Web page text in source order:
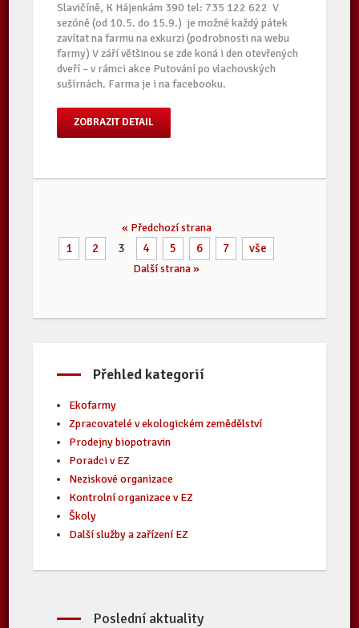
Slavičíně, K Hájenkám 390 tel: 735 122 622 V
sezóně (od 10.5. do 15.9.) je možné každý pátek
zavítat na farmu na exkurzi (podrobnosti na webu
farmy) V září většinou se zde koná i den otevřených
dveří – v rámci akce Putování po vlachovských
sušírnách. Farma je i na facebooku.
ZOBRAZIT DETAIL
« Předchozí strana
1 2 3 4 5 6 7 vše
Další strana »
Přehled kategorií
Ekofarmy
Zpracovatelé v ekologickém zemědělství
Prodejny biopotravin
Poradci v EZ
Neziskové organizace
Kontrolní organizace v EZ
Školy
Další služby a zařízení EZ
Poslední aktuality